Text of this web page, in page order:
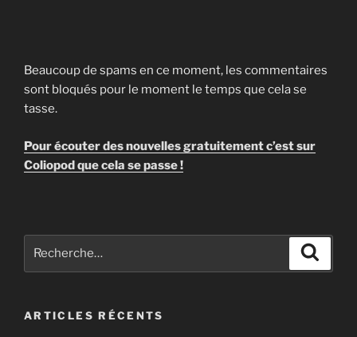
Beaucoup de spams en ce moment, les commentaires
sont bloqués pour le moment le temps que cela se
tasse.
Pour écouter des nouvelles gratuitement c’est sur
Coliopod que cela se passe !
ARTICLES RÉCENTS